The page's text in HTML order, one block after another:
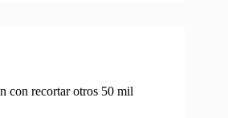
con recortar otros 50 mil